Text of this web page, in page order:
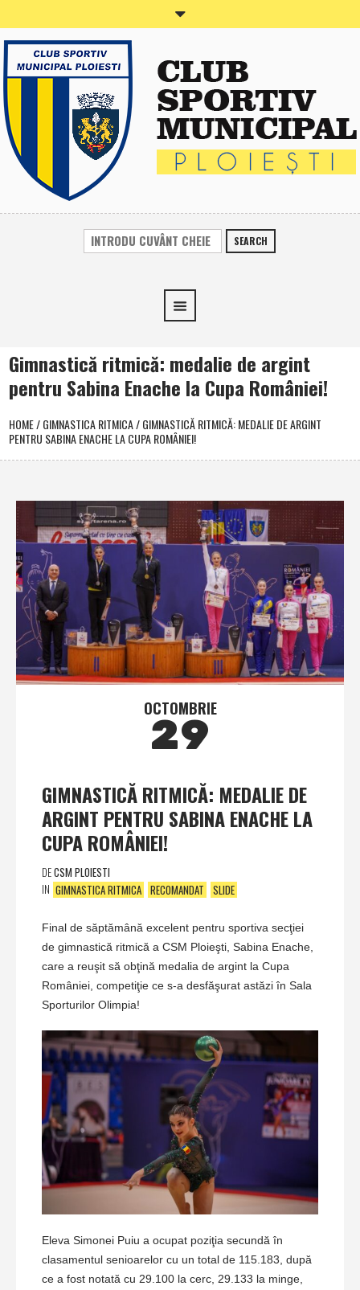
SEARCH
Gimnastică ritmică: medalie de argint
pentru Sabina Enache la Cupa României!
HOME/GIMNASTICA RITMICA/GIMNASTICĂ RITMICĂ: MEDALIE DE ARGINT
PENTRU SABINA ENACHE LA CUPA ROMÂNIEI!
OCTOMBRIE
29
GIMNASTICĂ RITMICĂ: MEDALIE DE
ARGINT PENTRU SABINA ENACHE LA
CUPA ROMÂNIEI!
DECSM PLOIESTI
IN GIMNASTICA RITMICA RECOMANDAT SLIDE
Final de săptămână excelent pentru sportiva secţiei
de gimnastică ritmică a CSM Ploieşti, Sabina Enache,
care a reuşit să obţină medalia de argint la Cupa
României, competiţie ce s-a desfăşurat astăzi în Sala
Sporturilor Olimpia!
Eleva Simonei Puiu a ocupat poziţia secundă în
clasamentul senioarelor cu un total de 115.183, după
ce a fost notată cu 29.100 la cerc, 29.133 la minge,